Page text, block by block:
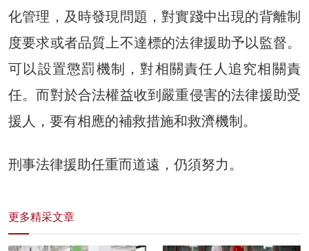
化管理，及時發現問題，對實踐中出現的背離制
度要求或者品質上不達標的法律援助予以監督。
可以設置懲罰機制，對相關責任人追究相關責
任。而對於合法權益收到嚴重侵害的法律援助受
援人，要有相應的補救措施和救濟機制。
刑事法律援助任重而道遠，仍須努力。
更多精采文章